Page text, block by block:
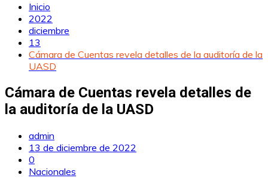
Inicio
2022
diciembre
13
Cámara de Cuentas revela detalles de la auditoría de la
UASD
Cámara de Cuentas revela detalles de
la auditoría de la UASD
admin
13 de diciembre de 2022
0
Nacionales